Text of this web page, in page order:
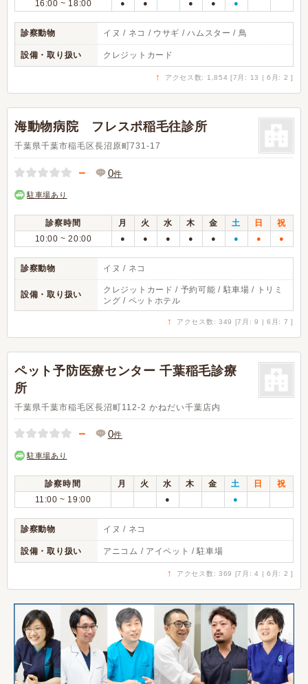
16:00 ~ 18:00 ● ● ● ● ●
診察動物 イヌ / ネコ / ウサギ / ハムスター / 鳥
設備・取り扱い クレジットカード
↑ アクセス数: 1,854 [7月: 13 | 6月: 2 ]
海動物病院 フレスポ稲毛往診所
千葉県千葉市稲毛区長沼原町731-17
－ 0件
駐車場あり
診察時間 月 火 水 木 金 土 日
祝
10:00 ~ 20:00
● ● ● ● ● ● ● ●
診察動物 イヌ / ネコ
設備・取り扱い
クレジットカード / 予約可能 / 駐車場 / トリミ
ング / ペットホテル
↑ アクセス数: 349 [7月: 9 | 6月: 7 ]
ペット予防医療センター 千葉稲毛診療
所
千葉県千葉市稲毛区長沼町112-2 かねだい千葉店内
－ 0件
駐車場あり
診察時間 月 火 水 木 金 土 日
祝
11:00 ~ 19:00
● ●
診察動物 イヌ / ネコ
設備・取り扱い アニコム / アイペット / 駐車場
↑ アクセス数: 369 [7月: 4 | 6月: 2 ]